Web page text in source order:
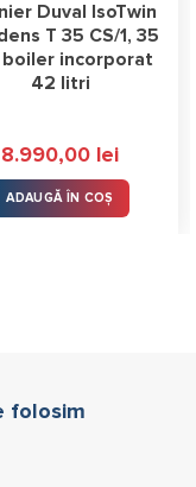
Duval IsoTwin
T 35 CS/1, 35
boiler incorporat
42 litri
8.990,00 lei
ADAUGĂ ÎN COȘ
folosim